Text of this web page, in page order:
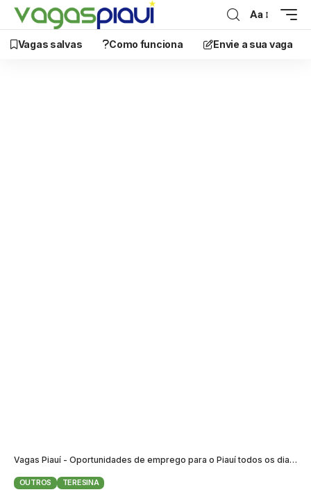
Aa
Vagas salvas Como funciona Envie a sua vaga
Vagas Piauí - Oportunidades de emprego para o Piauí todos os dias>
OUTROS TERESINA